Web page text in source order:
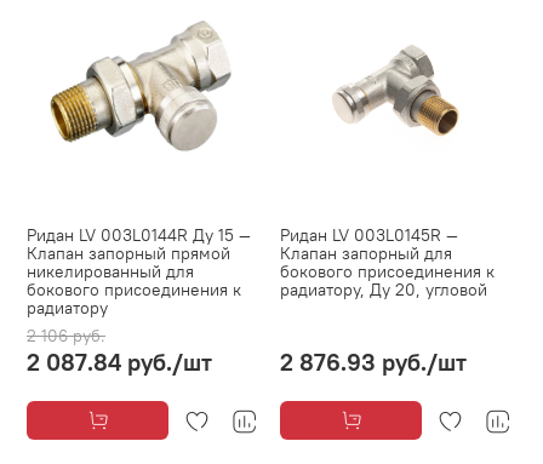
Ридан LV 003L0144R Ду 15 —
Клапан запорный прямой
никелированный для
бокового присоединения к
радиатору
2 106 руб.
2 087.84 руб./шт
Ридан LV 003L0145R —
Клапан запорный для
бокового присоединения к
радиатору, Ду 20, угловой
2 876.93 руб./шт